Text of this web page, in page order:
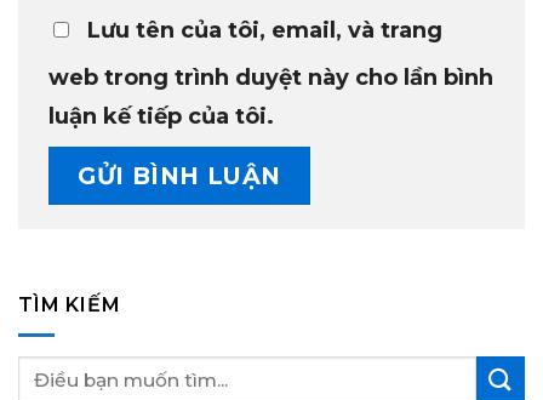
Lưu tên của tôi, email, và trang
web trong trình duyệt này cho lần bình
luận kế tiếp của tôi.
TÌM KIẾM